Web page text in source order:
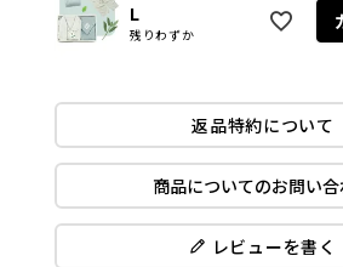
L
残りわずか
返品特約について
商品についてのお問い合
レビューを書く